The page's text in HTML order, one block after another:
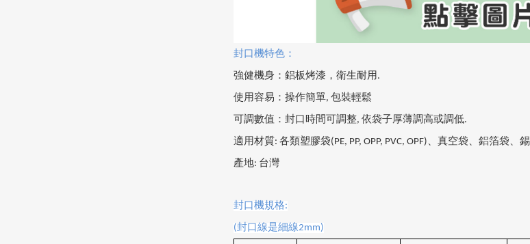
封口機特色：
強健機身：鋁板烤漆，衛生耐用.
使用容易 ：操作簡單, 包裝輕鬆
可調數值：封口時間可調整, 依袋子厚薄調高或調低.
適用材質 : 各類塑膠袋(PE, PP, OPP, PVC, OPF) 、真空袋、鋁箔袋、
產地: 台灣
封口機規格:
(封口線是細線2mm)